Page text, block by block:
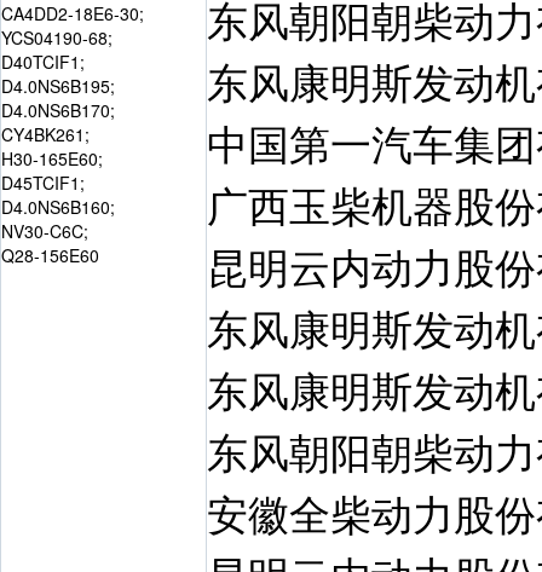
CA4DD2-18E6-30;
YCS04190-68;
D40TCIF1;
D4.0NS6B195;
D4.0NS6B170;
CY4BK261;
H30-165E60;
D45TCIF1;
D4.0NS6B160;
NV30-C6C;
Q28-156E60
东风朝阳朝柴动
东风康明斯发动
中国第一汽车集
广西玉柴机器股
昆明云内动力股
东风康明斯发动
东风康明斯发动
东风朝阳朝柴动
安徽全柴动力股